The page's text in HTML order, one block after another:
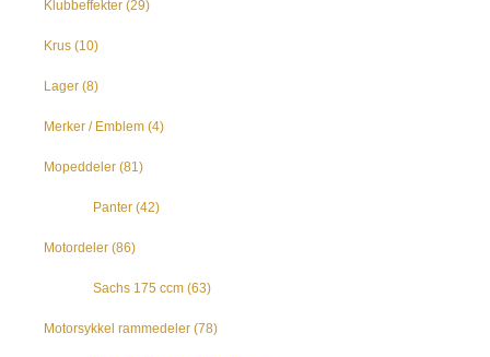
Klubbeffekter (29)
Krus (10)
Lager (8)
Merker / Emblem (4)
Mopeddeler (81)
Panter (42)
Motordeler (86)
Sachs 175 ccm (63)
Motorsykkel rammedeler (78)